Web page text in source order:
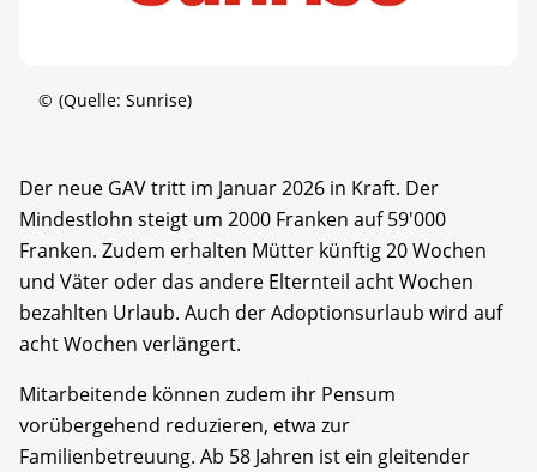
© (Quelle: Sunrise)
Der neue GAV tritt im Januar 2026 in Kraft. Der
Mindestlohn steigt um 2000 Franken auf 59'000
Franken. Zudem erhalten Mütter künftig 20 Wochen
und Väter oder das andere Elternteil acht Wochen
bezahlten Urlaub. Auch der Adoptionsurlaub wird auf
acht Wochen verlängert.
Mitarbeitende können zudem ihr Pensum
vorübergehend reduzieren, etwa zur
Familienbetreuung. Ab 58 Jahren ist ein gleitender